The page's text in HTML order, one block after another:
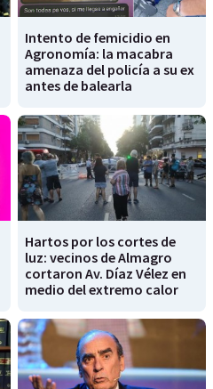
Intento de femicidio en
Agronomía: la macabra
amenaza del policía a su ex
antes de balearla
Hartos por los cortes de
luz: vecinos de Almagro
cortaron Av. Díaz Vélez en
medio del extremo calor